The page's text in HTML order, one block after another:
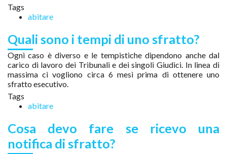
Tags
abitare
Quali sono i tempi di uno sfratto?
Ogni caso è diverso e le tempistiche dipendono anche dal
carico di lavoro dei Tribunali e dei singoli Giudici. In linea di
massima ci vogliono circa 6 mesi prima di ottenere uno
sfratto esecutivo.
Tags
abitare
Cosa devo fare se ricevo una
notifica di sfratto?